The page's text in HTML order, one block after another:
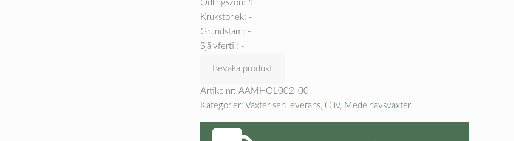
Odlingszon: 1
Krukstorlek: -
Grundstam: -
Självfertil: -
Bevaka produkt
Artikelnr: AAMHOL002-00
Kategorier: Växter sen leverans, Oliv, Medelhavsväxter